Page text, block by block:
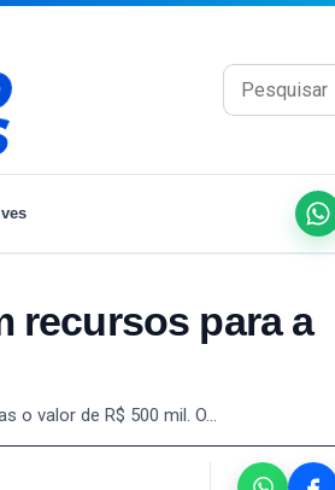
Pesquisar por:
recursos para a
o valor de R$ 500 mil. O…